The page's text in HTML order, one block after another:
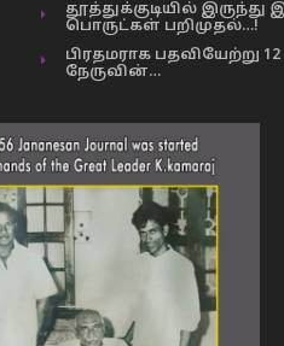
தூத்துக்குடியில்
பொருட்கள் பறிமுதல்…!
பிரதமராக பதவியேற்று
நேருவின்…